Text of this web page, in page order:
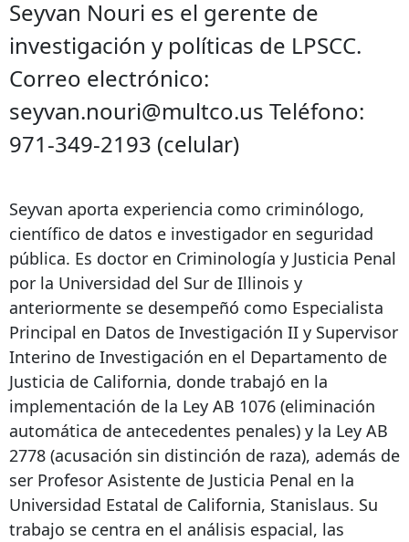
Seyvan Nouri es el gerente de
investigación y políticas de LPSCC.
Correo electrónico:
seyvan.nouri@multco.us Teléfono:
971-349-2193 (celular)
Seyvan aporta experiencia como criminólogo,
científico de datos e investigador en seguridad
pública. Es doctor en Criminología y Justicia Penal
por la Universidad del Sur de Illinois y
anteriormente se desempeñó como Especialista
Principal en Datos de Investigación II y Supervisor
Interino de Investigación en el Departamento de
Justicia de California, donde trabajó en la
implementación de la Ley AB 1076 (eliminación
automática de antecedentes penales) y la Ley AB
2778 (acusación sin distinción de raza), además de
ser Profesor Asistente de Justicia Penal en la
Universidad Estatal de California, Stanislaus. Su
trabajo se centra en el análisis espacial, las